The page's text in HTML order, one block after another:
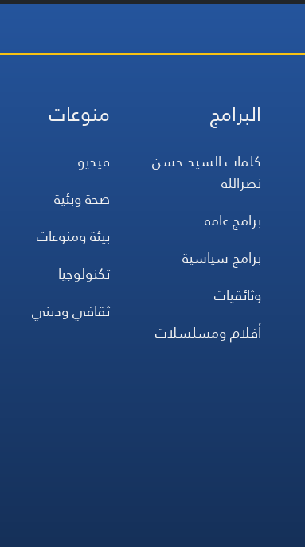
البرامج
كلمات السيد حسن
نصرالله
برامج عامة
برامج سياسية
وثائقيات
أفلام ومسلسلات
منوعات
فيديو
صحة وبئية
بيئة ومنوعات
تكنولوجيا
ثقافي وديني